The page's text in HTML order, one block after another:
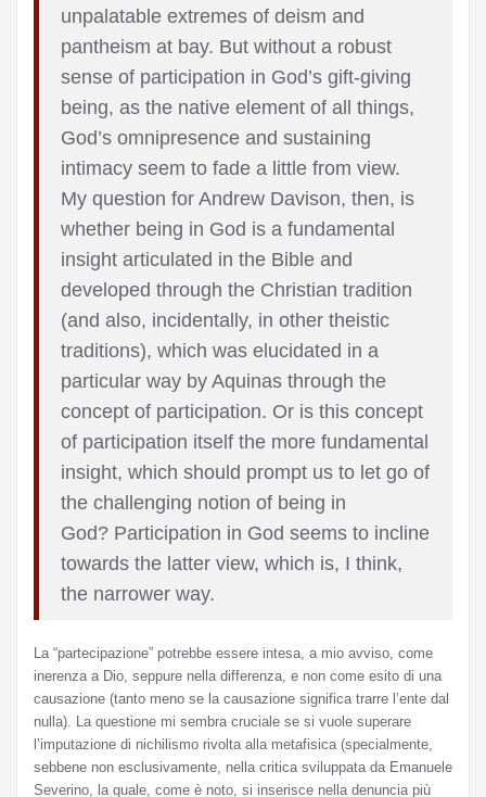
unpalatable extremes of deism and
pantheism at bay. But without a robust
sense of participation in God’s gift-giving
being, as the native element of all things,
God’s omnipresence and sustaining
intimacy seem to fade a little from view.
My question for Andrew Davison, then, is
whether being in God is a fundamental
insight articulated in the Bible and
developed through the Christian tradition
(and also, incidentally, in other theistic
traditions), which was elucidated in a
particular way by Aquinas through the
concept of participation. Or is this concept
of participation itself the more fundamental
insight, which should prompt us to let go of
the challenging notion of being in
God? Participation in God seems to incline
towards the latter view, which is, I think,
the narrower way.
La “partecipazione” potrebbe essere intesa, a mio avviso, come
inerenza a Dio, seppure nella differenza, e non come esito di una
causazione (tanto meno se la causazione significa trarre l’ente dal
nulla). La questione mi sembra cruciale se si vuole superare
l’imputazione di nichilismo rivolta alla metafisica (specialmente,
sebbene non esclusivamente, nella critica sviluppata da Emanuele
Severino, la quale, come è noto, si inserisce nella denuncia più